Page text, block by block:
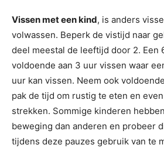
Vissen met een kind, is anders
volwassen. Beperk de vistijd naar
deel meestal de leeftijd door 2. Een
voldoende aan 3 uur vissen waar
uur kan vissen. Neem ook
pak de tijd om rustig te eten en
strekken. Sommige kinderen
beweging dan anderen en probeer
tijdens deze pauzes gebruik van te